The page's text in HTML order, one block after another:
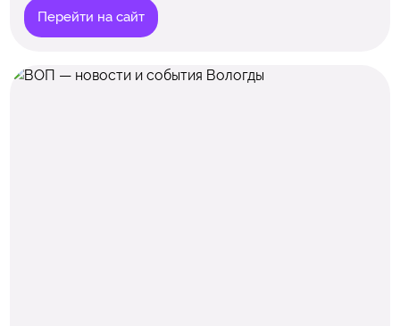
Перейти на сайт